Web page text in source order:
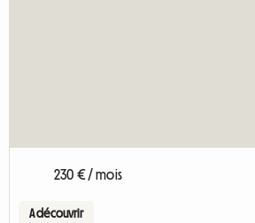
230 € / mois
A découvrir